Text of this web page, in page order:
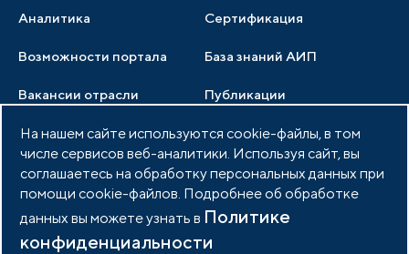
Аналитика Сертификация
Возможности портала
База знаний АИП
Вакансии отрасли Публикации
Медиатека Тендеры
Члены ассоциации
Услуги ассоциации
Документы АИП
Партнеры ассоциации
Фото и видео
Членство в АИП Войти в личный кабинет
На нашем сайте используются cookie-файлы, в том
числе сервисов веб-аналитики. Используя сайт, вы
соглашаетесь на обработку персональных данных при
помощи cookie-файлов. Подробнее об обработке
данных вы можете узнать в Политике
конфиденциальности